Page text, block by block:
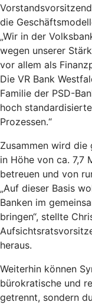
die
„Wir in der
wegen unserer
vor allem als
Die VR Bank
Familie der PSD-
hoch
Prozessen.“
Zusammen wird die
in Höhe von ca. 7,7
betreuen und von
„Auf dieser Basis
Banken im
bringen“, stellte
heraus.
Weiterhin können
bürokratische und
getrennt, sondern